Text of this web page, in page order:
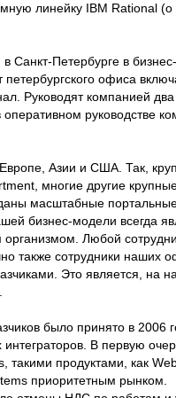
линейку IBM Rational (о
Санкт-Петербурге в
офиса
Руководят компанией
руководстве
Европе, Азии и США. Так,
многие другие
масштабные
бизнес-модели всегда
Любой
также сотрудники наших
Это является, на
было принято в 2006
интеграторов. В первую
такими продуктами, как
приоритетным рынком.